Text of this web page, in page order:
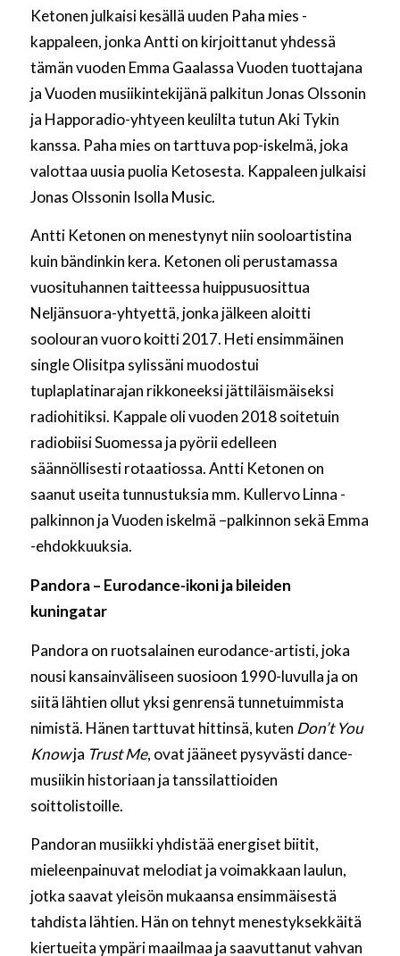
Ketonen julkaisi kesällä uuden Paha mies -
kappaleen, jonka Antti on kirjoittanut yhdessä
tämän vuoden Emma Gaalassa Vuoden tuottajana
ja Vuoden musiikintekijänä palkitun Jonas Olssonin
ja Happoradio-yhtyeen keulilta tutun Aki Tykin
kanssa. Paha mies on tarttuva pop-iskelmä, joka
valottaa uusia puolia Ketosesta. Kappaleen julkaisi
Jonas Olssonin Isolla Music.
Antti Ketonen on menestynyt niin sooloartistina
kuin bändinkin kera. Ketonen oli perustamassa
vuosituhannen taitteessa huippusuosittua
Neljänsuora-yhtyettä, jonka jälkeen aloitti
soolouran vuoro koitti 2017. Heti ensimmäinen
single Olisitpa sylissäni muodostui
tuplaplatinarajan rikkoneeksi jättiläismäiseksi
radiohitiksi. Kappale oli vuoden 2018 soitetuin
radiobiisi Suomessa ja pyörii edelleen
säännöllisesti rotaatiossa. Antti Ketonen on
saanut useita tunnustuksia mm. Kullervo Linna -
palkinnon ja Vuoden iskelmä –palkinnon sekä Emma
-ehdokkuuksia.
Pandora – Eurodance-ikoni ja bileiden
kuningatar
Pandora on ruotsalainen eurodance-artisti, joka
nousi kansainväliseen suosioon 1990-luvulla ja on
siitä lähtien ollut yksi genrensä tunnetuimmista
nimistä. Hänen tarttuvat hittinsä, kuten Don’t You
Knowja Trust Me, ovat jääneet pysyvästi dance-
musiikin historiaan ja tanssilattioiden
soittolistoille.
Pandoran musiikki yhdistää energiset biitit,
mieleenpainuvat melodiat ja voimakkaan laulun,
jotka saavat yleisön mukaansa ensimmäisestä
tahdista lähtien. Hän on tehnyt menestyksekkäitä
kiertueita ympäri maailmaa ja saavuttanut vahvan